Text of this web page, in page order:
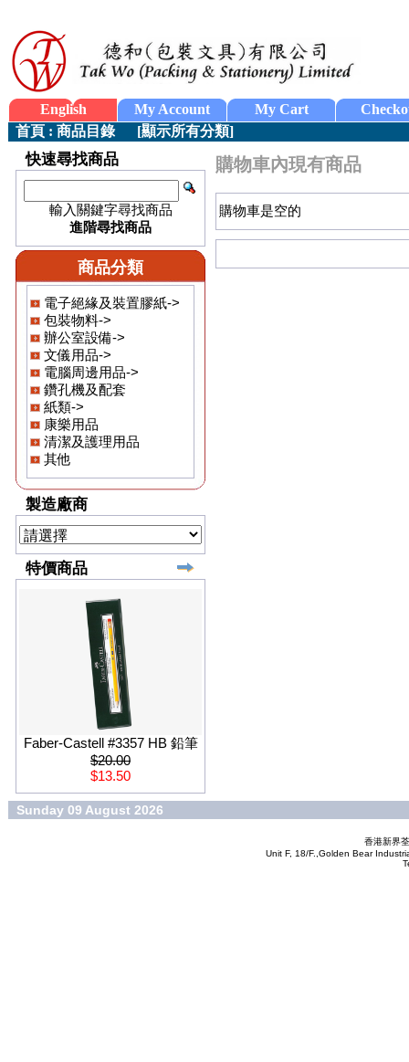
English My Account My Cart
首頁 : 商品目錄[顯示所有分類]
快速尋找商品
輸入關鍵字尋找商品
進階尋找商品
商品分類
電子絕緣及裝置膠紙->
包裝物料->
辦公室設備->
文儀用品->
電腦周邊用品->
鑽孔機及配套
紙類->
康樂用品
清潔及護理用品
其他
製造廠商
特價商品
Faber-Castell #3357 HB 鉛筆
$20.00
$13.50
購物車內現有商品
購物車是空的
Sunday 09 August 2026
香港新界
Unit F, 18/F.,Golden Bear